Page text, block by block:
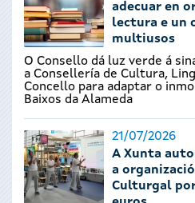
adecuar en
lectura e un
multiusos
O Consello dá luz verde á
a Consellería de Cultura,
Concello para adaptar o
Baixos da Alameda
21/07/2026
A Xunta
a
Culturgal